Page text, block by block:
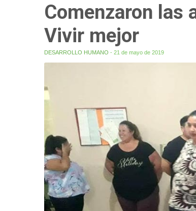
Comenzaron las
Vivir mejor
DESARROLLO HUMANO - 21 de mayo de 2019